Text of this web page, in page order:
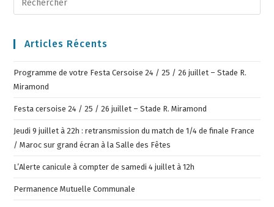
Articles Récents
Programme de votre Festa Cersoise 24 / 25 / 26 juillet – Stade R.
Miramond
Festa cersoise 24 / 25 / 26 juillet – Stade R. Miramond
Jeudi 9 juillet à 22h : retransmission du match de 1/4 de finale France
/ Maroc sur grand écran à la Salle des Fêtes
L’Alerte canicule à compter de samedi 4 juillet à 12h
Permanence Mutuelle Communale